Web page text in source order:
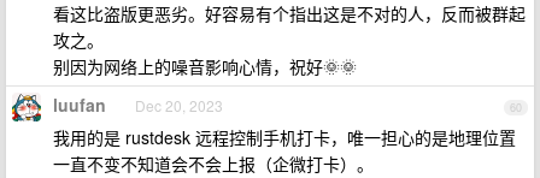
看这比盗版更恶劣。好容易有个指出这是不对的人，反而被群起
攻之。
别因为网络上的噪音影响心情，祝好🌞🌞
60
luufan Dec 20, 2023
我用的是 rustdesk 远程控制手机打卡，唯一担心的是地理位置
一直不变不知道会不会上报（企微打卡）。